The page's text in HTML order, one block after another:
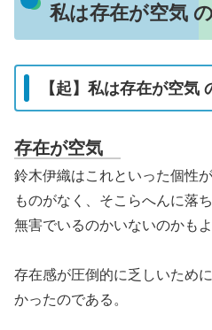
私は存在が空気
【起】私は存在が空
存在が空気
鈴木伊織はこれといった個性
ものがなく、そこらへんに落
無害でいるのかいないのかも
存在感が圧倒的に乏しいため
かったのである。